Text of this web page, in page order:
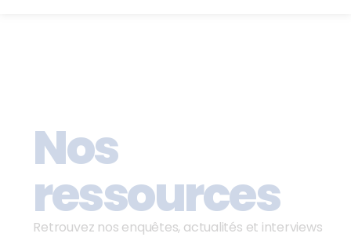
Nos
ressources
Retrouvez nos enquêtes, actualités et interviews